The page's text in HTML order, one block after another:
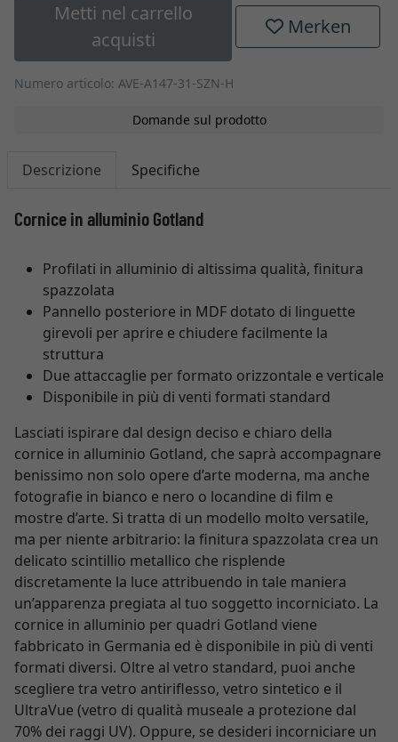
Metti nel carrello
acquisti
Merken
Numero articolo: AVE-A147-31-SZN-H
Domande sul prodotto
Descrizione Specifiche
Cornice in alluminio Gotland
Profilati in alluminio di altissima qualità, finitura
spazzolata
Pannello posteriore in MDF dotato di linguette
girevoli per aprire e chiudere facilmente la
struttura
Due attaccaglie per formato orizzontale e verticale
Disponibile in più di venti formati standard
Lasciati ispirare dal design deciso e chiaro della
cornice in alluminio Gotland, che saprà accompagnare
benissimo non solo opere d’arte moderna, ma anche
fotografie in bianco e nero o locandine di film e
mostre d’arte. Si tratta di un modello molto versatile,
ma per niente arbitrario: la finitura spazzolata crea un
delicato scintillio metallico che risplende
discretamente la luce attribuendo in tale maniera
un’apparenza pregiata al tuo soggetto incorniciato. La
cornice in alluminio per quadri Gotland viene
fabbricato in Germania ed è disponibile in più di venti
formati diversi. Oltre al vetro standard, puoi anche
scegliere tra vetro antiriflesso, vetro sintetico e il
UltraVue (vetro di qualità museale a protezione dal
70% dei raggi UV). Oppure, se desideri incorniciare un